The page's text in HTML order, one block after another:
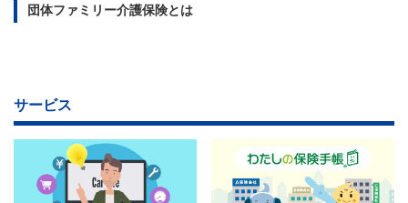
団体ファミリー介護保険とは
サービス